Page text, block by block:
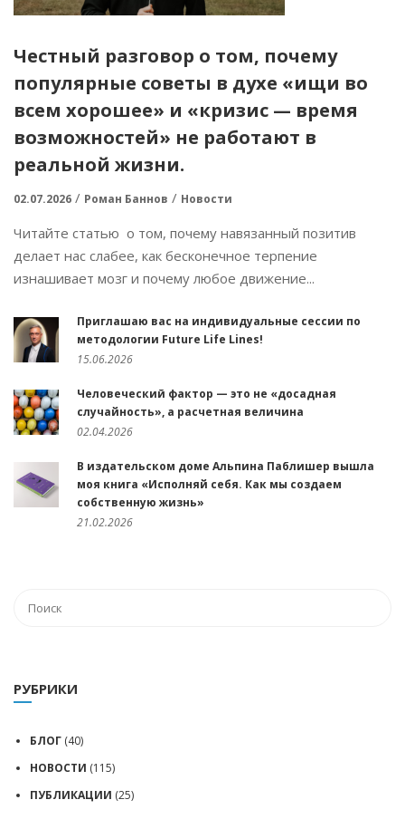
Честный разговор о том, почему
популярные советы в духе «ищи во
всем хорошее» и «кризис — время
возможностей» не работают в
реальной жизни.
02.07.2026 Роман Баннов Новости
Читайте статью о том, почему навязанный позитив
делает нас слабее, как бесконечное терпение
изнашивает мозг и почему любое движение...
Приглашаю вас на индивидуальные сессии по
методологии Future Life Lines!
15.06.2026
Человеческий фактор — это не «досадная
случайность», а расчетная величина
02.04.2026
В издательском доме Альпина Паблишер вышла
моя книга «Исполняй себя. Как мы создаем
собственную жизнь»
21.02.2026
РУБРИКИ
БЛОГ (40)
НОВОСТИ (115)
ПУБЛИКАЦИИ (25)